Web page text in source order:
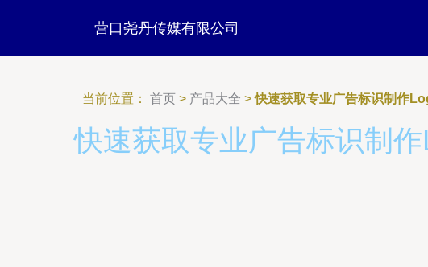
营口尧丹传媒有限公司
当前位置： 首页 > 产品大全 > 快速获取专业广告标识制作
快速获取专业广告标识制